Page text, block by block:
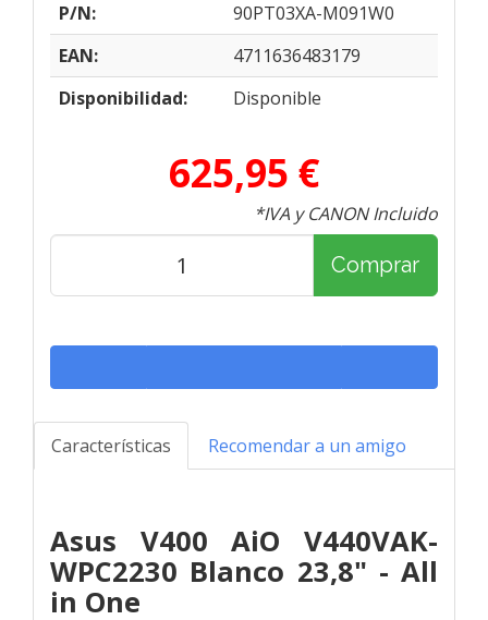
P/N:
90PT03XA-M091W0
EAN:
4711636483179
Disponibilidad:
Disponible
625,95 €
*IVA y CANON Incluido
Comprar
Características Recomendar a un amigo
Asus V400 AiO V440VAK-
WPC2230 Blanco 23,8" - All
in One